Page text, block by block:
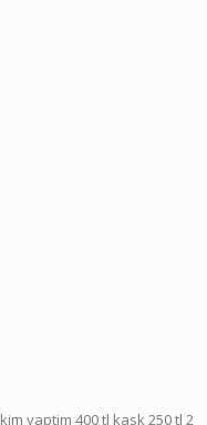
yaptim 400 tl kask 250 tl 2